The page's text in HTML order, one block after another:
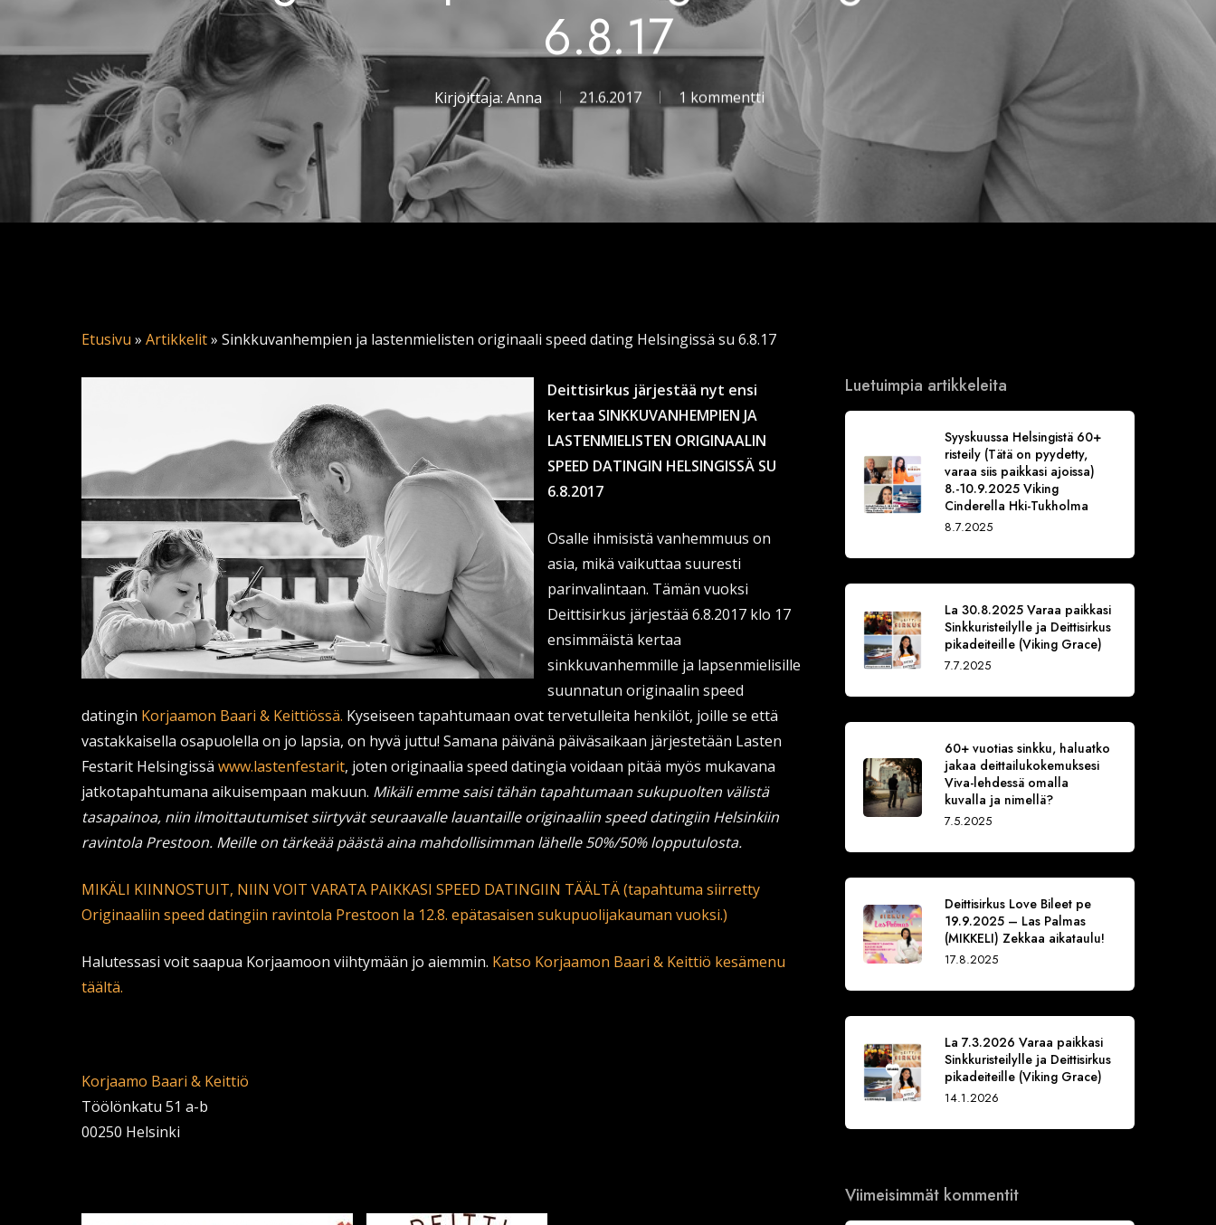
6.8.17
Kirjoittaja: Anna 21.6.2017 1 kommentti
Etusivu » Artikkelit» Sinkkuvanhempien ja lastenmielisten originaali speed dating Helsingissä su 6.8.17
Deittisirkus järjestää nyt ensi
kertaa SINKKUVANHEMPIEN JA
LASTENMIELISTEN ORIGINAALIN
SPEED DATINGIN HELSINGISSÄ SU
6.8.2017
Osalle ihmisistä vanhemmuus on
asia, mikä vaikuttaa suuresti
parinvalintaan. Tämän vuoksi
Deittisirkus järjestää 6.8.2017 klo 17
ensimmäistä kertaa
sinkkuvanhemmille ja lapsenmielisille
suunnatun originaalin speed
datingin Korjaamon Baari & Keittiössä. Kyseiseen tapahtumaan ovat tervetulleita henkilöt, joille se että
vastakkaisella osapuolella on jo lapsia, on hyvä juttu! Samana päivänä päiväsaikaan järjestetään Lasten
Festarit Helsingissä www.lastenfestarit, joten originaalia speed datingia voidaan pitää myös mukavana
jatkotapahtumana aikuisempaan makuun. Mikäli emme saisi tähän tapahtumaan sukupuolten välistä
tasapainoa, niin ilmoittautumiset siirtyvät seuraavalle lauantaille originaaliin speed datingiin Helsinkiin
ravintola Prestoon. Meille on tärkeää päästä aina mahdollisimman lähelle 50%/50% lopputulosta.
MIKÄLI KIINNOSTUIT, NIIN VOIT VARATA PAIKKASI SPEED DATINGIIN TÄÄLTÄ(tapahtuma siirretty
Originaaliin speed datingiin ravintola Prestoon la 12.8. epätasaisen sukupuolijakauman vuoksi.)
Halutessasi voit saapua Korjaamoon viihtymään jo aiemmin. Katso Korjaamon Baari & Keittiö kesämenu
täältä.
Korjaamo Baari & Keittiö
Töölönkatu 51 a-b
00250 Helsinki
Luetuimpia artikkeleita
Syyskuussa Helsingistä 60+
risteily (Tätä on pyydetty,
varaa siis paikkasi ajoissa)
8.-10.9.2025 Viking
Cinderella Hki-Tukholma
8.7.2025
La 30.8.2025 Varaa paikkasi
Sinkkuristeilylle ja Deittisirkus
pikadeiteille (Viking Grace)
7.7.2025
60+ vuotias sinkku, haluatko
jakaa deittailukokemuksesi
Viva-lehdessä omalla
kuvalla ja nimellä?
7.5.2025
Deittisirkus Love Bileet pe
19.9.2025 – Las Palmas
(MIKKELI) Zekkaa aikataulu!
17.8.2025
La 7.3.2026 Varaa paikkasi
Sinkkuristeilylle ja Deittisirkus
pikadeiteille (Viking Grace)
14.1.2026
Viimeisimmät kommentit